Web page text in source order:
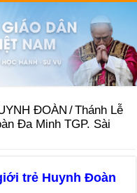
ĐOÀN /Thánh Lễ
Đa Minh TGP. Sài
trẻ Huynh Đoàn